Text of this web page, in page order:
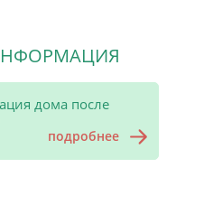
дома после
подробнее